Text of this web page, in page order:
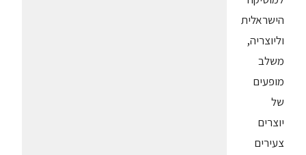
הישראלית
וליוצריה,
משלב
מופעים
של
יוצרים
צעירים